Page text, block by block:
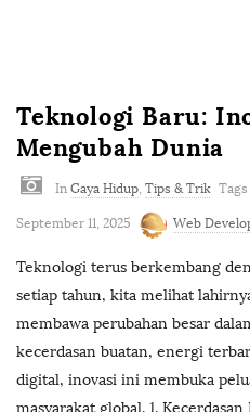
Teknologi Baru:
Mengubah Dunia
In Gaya Hidup, Tips & Trik Tags
September 11, 2025 Web
Teknologi terus berkembang
setiap tahun, kita melihat
membawa perubahan besar
kecerdasan buatan, energi
digital, inovasi ini membuka